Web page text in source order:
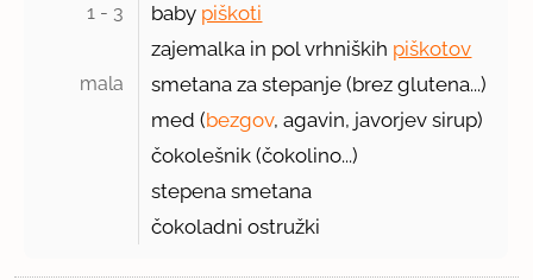
1 - 3 baby piškoti
zajemalka in pol vrhniških piškotov
mala
smetana za stepanje (brez glutena...)
med (bezgov, agavin, javorjev sirup)
čokolešnik (čokolino...)
stepena smetana
čokoladni ostružki